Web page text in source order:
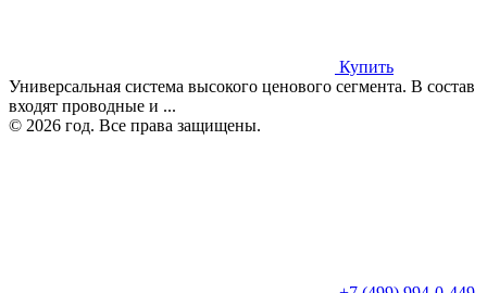
Купить
Универсальная система высокого ценового сегмента. В состав
входят проводные и ...
© 2026 год. Все права защищены.